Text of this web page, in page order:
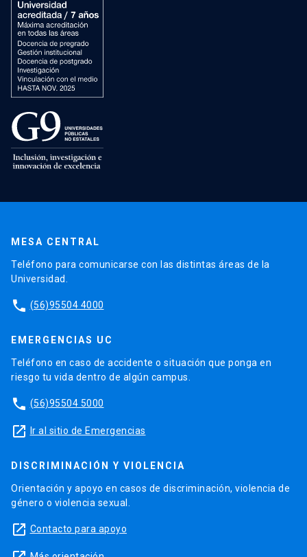
MESA CENTRAL
Teléfono para comunicarse con las distintas áreas de la
Universidad.
phone (56)95504 4000
EMERGENCIAS UC
Teléfono en caso de accidente o situación que ponga en
riesgo tu vida dentro de algún campus.
phone (56)95504 5000
launch Ir al sitio de Emergencias
DISCRIMINACIÓN Y VIOLENCIA
Orientación y apoyo en casos de discriminación, violencia de
género o violencia sexual.
launch Contacto para apoyo